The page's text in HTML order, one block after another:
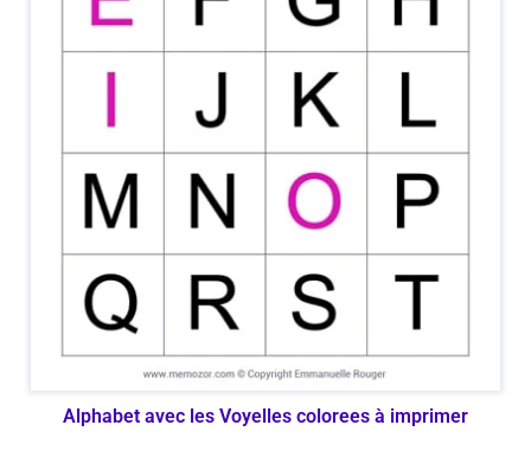
Alphabet avec les Voyelles colorees à imprimer